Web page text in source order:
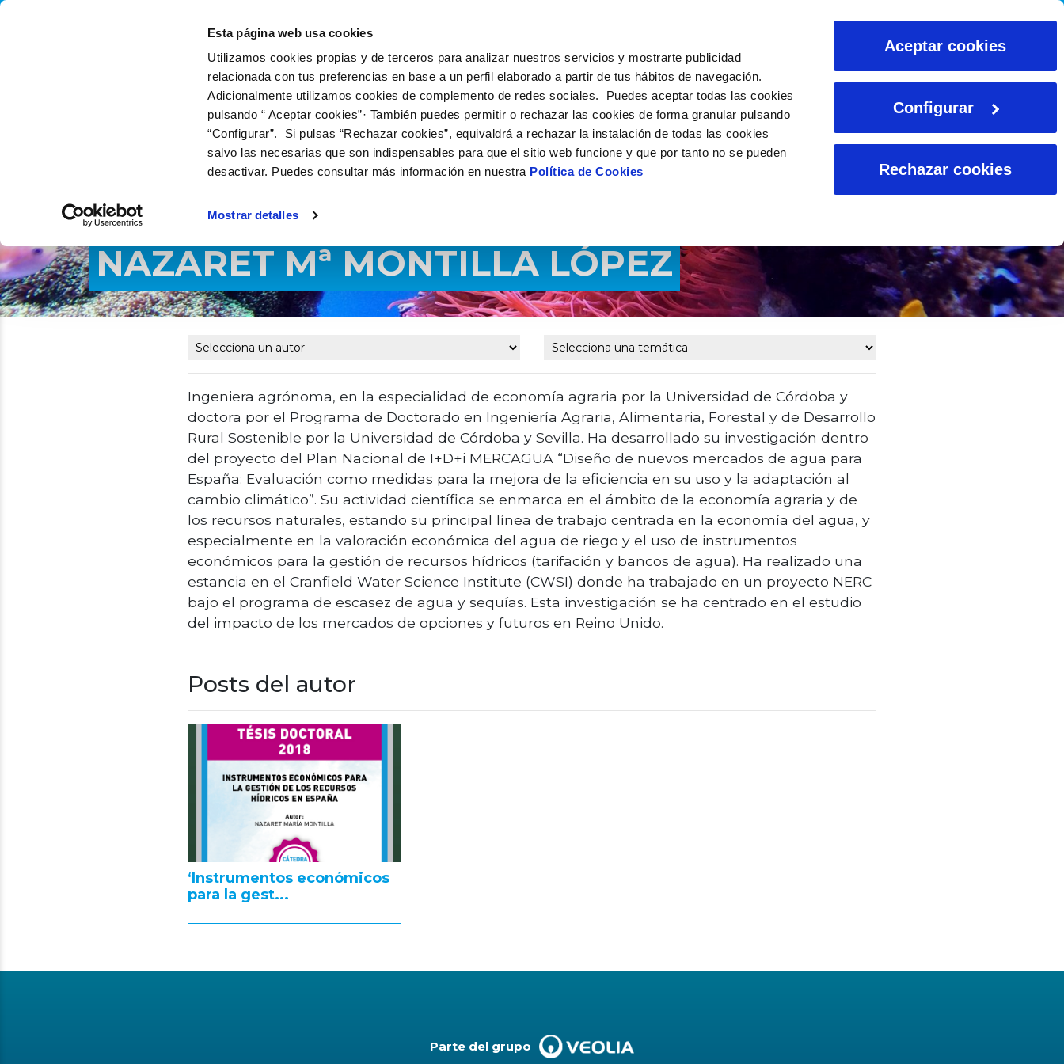
Esta página web usa cookies
Utilizamos cookies propias y de terceros para analizar nuestros servicios y mostrarte publicidad
relacionada con tus preferencias en base a un perfil elaborado a partir de tus hábitos de navegación.
Adicionalmente utilizamos cookies de complemento de redes sociales. Puedes aceptar todas las cookies
pulsando “ Aceptar cookies”· También puedes permitir o rechazar las cookies de forma granular pulsando
“Configurar”. Si pulsas “Rechazar cookies”, equivaldrá a rechazar la instalación de todas las cookies
salvo las necesarias que son indispensables para que el sitio web funcione y que por tanto no se pueden
desactivar. Puedes consultar más información en nuestra Política de Cookies
Mostrar detalles
Aceptar cookies
Configurar
Rechazar cookies
QUIÉNES SOMOS QUÉ HACEMOS
NAZARET Mª MONTILLA LÓPEZ
Ingeniera agrónoma, en la especialidad de economía agraria por la Universidad de Córdoba y
doctora por el Programa de Doctorado en Ingeniería Agraria, Alimentaria, Forestal y de Desarrollo
Rural Sostenible por la Universidad de Córdoba y Sevilla. Ha desarrollado su investigación dentro
del proyecto del Plan Nacional de I+D+i MERCAGUA “Diseño de nuevos mercados de agua para
España: Evaluación como medidas para la mejora de la eficiencia en su uso y la adaptación al
cambio climático”. Su actividad científica se enmarca en el ámbito de la economía agraria y de
los recursos naturales, estando su principal línea de trabajo centrada en la economía del agua, y
especialmente en la valoración económica del agua de riego y el uso de instrumentos
económicos para la gestión de recursos hídricos (tarifación y bancos de agua). Ha realizado una
estancia en el Cranfield Water Science Institute (CWSI) donde ha trabajado en un proyecto NERC
bajo el programa de escasez de agua y sequías. Esta investigación se ha centrado en el estudio
del impacto de los mercados de opciones y futuros en Reino Unido.
Posts del autor
‘Instrumentos económicos
para la gest...
Parte del grupo